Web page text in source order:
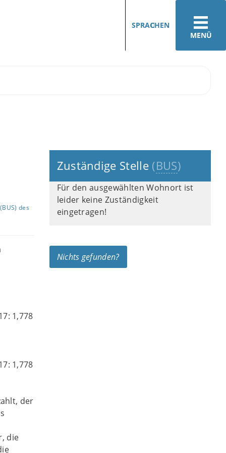
MENÜ
SPRACHEN
des
1,778
1,778
der
die
Zuständige Stelle (BUS)
Für den ausgewählten Wohnort ist
leider keine Zuständigkeit
eingetragen!
Nichts gefunden?